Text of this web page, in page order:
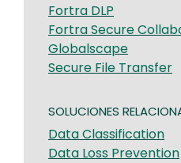
Fortra DLP
Fortra Secure
Globalscape
Secure File Transfer
SOLUCIONES
Data Classification
Data Loss Prevention